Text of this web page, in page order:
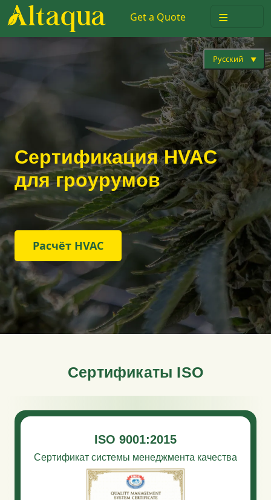
Get a Quote ≡
Русский
Сертификация HVAC
для гроурумов
Расчёт HVAC
Сертификаты ISO
ISO 9001:2015
Сертификат системы менеджмента качества